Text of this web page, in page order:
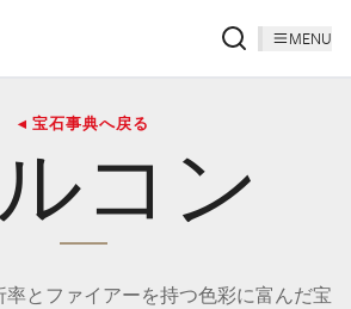
MENU
◂ 宝石事典へ戻る
コン
とファイアーを持つ色彩に富んだ宝